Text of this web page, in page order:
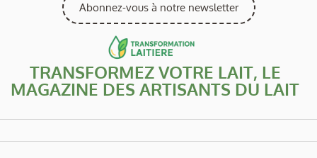
Abonnez-vous à notre newsletter
TRANSFORMEZ VOTRE LAIT, LE
MAGAZINE DES ARTISANTS DU LAIT